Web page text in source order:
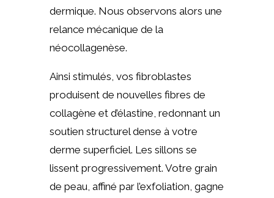
dermique. Nous observons alors une
relance mécanique de la
néocollagenèse.
Ainsi stimulés, vos fibroblastes
produisent de nouvelles fibres de
collagène et d’élastine, redonnant un
soutien structurel dense à votre
derme superficiel. Les sillons se
lissent progressivement. Votre grain
de peau, affiné par l’exfoliation, gagne